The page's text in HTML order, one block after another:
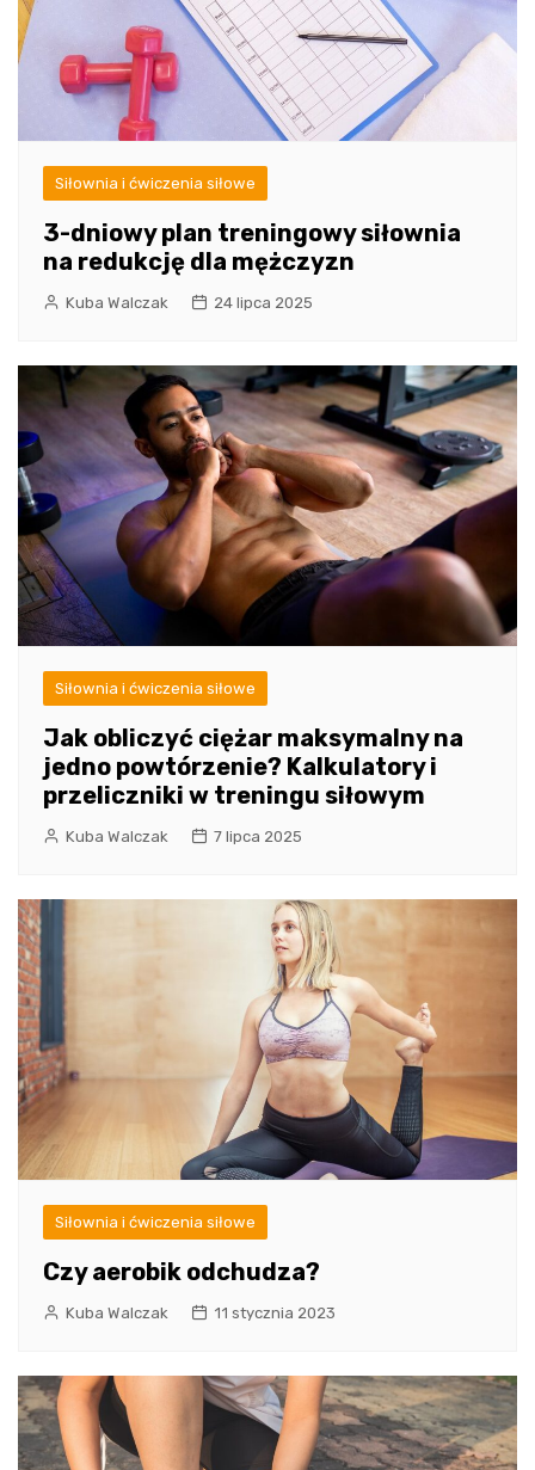
Siłownia i ćwiczenia siłowe
3-dniowy plan treningowy siłownia
na redukcję dla mężczyzn
Kuba Walczak 24 lipca 2025
Siłownia i ćwiczenia siłowe
Jak obliczyć ciężar maksymalny na
jedno powtórzenie? Kalkulatory i
przeliczniki w treningu siłowym
Kuba Walczak 7 lipca 2025
Siłownia i ćwiczenia siłowe
Czy aerobik odchudza?
Kuba Walczak 11 stycznia 2023